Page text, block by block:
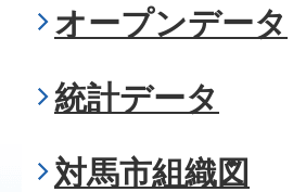
オープンデータ
統計データ
対馬市組織図